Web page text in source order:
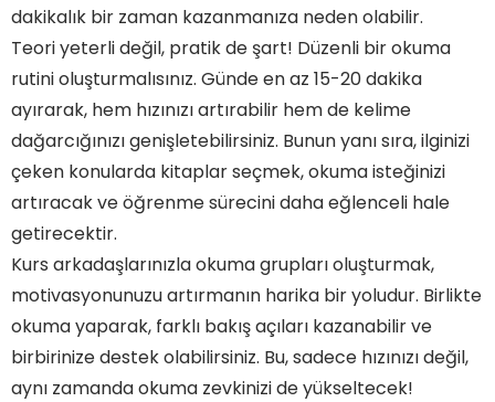
dakikalık bir zaman kazanmanıza neden olabilir.
Teori yeterli değil, pratik de şart! Düzenli bir okuma
rutini oluşturmalısınız. Günde en az 15-20 dakika
ayırarak, hem hızınızı artırabilir hem de kelime
dağarcığınızı genişletebilirsiniz. Bunun yanı sıra, ilginizi
çeken konularda kitaplar seçmek, okuma isteğinizi
artıracak ve öğrenme sürecini daha eğlenceli hale
getirecektir.
Kurs arkadaşlarınızla okuma grupları oluşturmak,
motivasyonunuzu artırmanın harika bir yoludur. Birlikte
okuma yaparak, farklı bakış açıları kazanabilir ve
birbirinize destek olabilirsiniz. Bu, sadece hızınızı değil,
aynı zamanda okuma zevkinizi de yükseltecek!
Birlik Mahallesi'nde Zihin Açıcı Bir Deneyim: Hızlı
Okuma Kursuna Davet!
Mahallesi'nde Yeni Fırsatlar
Birlik Mahallesi'nde Okuma Hızınızı Artırmanın
Yolları: Kurs Detayları
Bilgiye Hızla Ulaşmanın Anahtarı: Birlik Mahallesi
Hızlı Okuma Kursu
Hayalinizdeki Okuma Hızına Ulaşın: Birlik
Mahallesi’ndeki Eğlenceli Kurs!
Zamanı Geride Bırakın: Birlik Mahallesi'ndeki Hızlı
Okuma Kursu ile Tanışın!
Okuma Alışkanlıklarınızı Yenileyin: Birlik
Mahallesi'nde Hızlı Okuma Eğitimi
Sıkça Sorulan Sorular